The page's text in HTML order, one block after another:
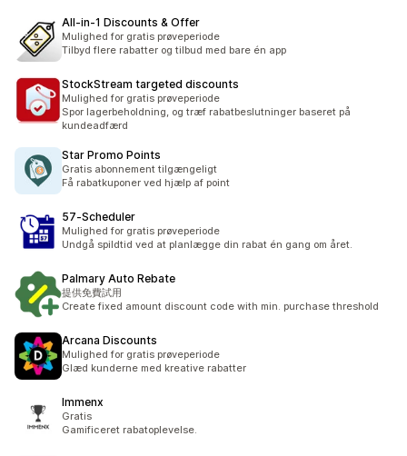
All‑in‑1 Discounts & Offer
Mulighed for gratis prøveperiode
Tilbyd flere rabatter og tilbud med bare én app
StockStream targeted discounts
Mulighed for gratis prøveperiode
Spor lagerbeholdning, og træf rabatbeslutninger baseret på
kundeadfærd
Star Promo Points
Gratis abonnement tilgængeligt
Få rabatkuponer ved hjælp af point
57‑Scheduler
Mulighed for gratis prøveperiode
Undgå spildtid ved at planlægge din rabat én gang om året.
Palmary Auto Rebate
提供免費試用
Create fixed amount discount code with min. purchase threshold
Arcana Discounts
Mulighed for gratis prøveperiode
Glæd kunderne med kreative rabatter
Immenx
Gratis
Gamificeret rabatoplevelse.